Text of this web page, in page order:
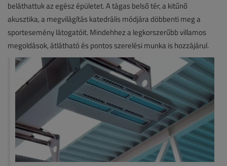
beláthattuk az egész épületet. A tágas belső tér, a kitűnő
akusztika, a megvilágítás katedrális módjára döbbenti meg a
sportesemény látogatóit. Mindehhez a legkorszerűbb villamos
megoldások, átlátható és pontos szerelési munka is hozzájárul.